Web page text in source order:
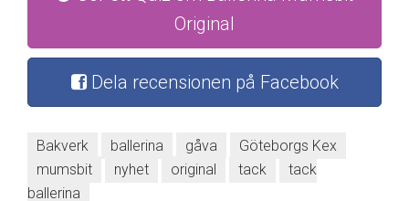
Original
Dela recensionen på Facebook
Bakverk ballerina gåva
Göteborgs Kex
mumsbit
nyhet original tack
tack
ballerina